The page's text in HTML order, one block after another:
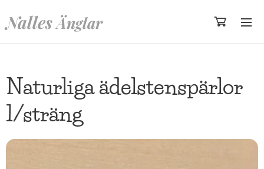
Nalles Änglar
Naturliga ädelstenspärlor
1/sträng